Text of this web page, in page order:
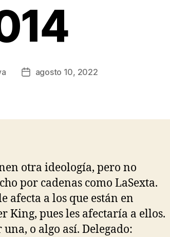
Fechaagosto 10, 2022
otra ideología, pero no
por cadenas como LaSexta.
afecta a los que están en
King, pues les afectaría a ellos.
o algo así. Delegado: